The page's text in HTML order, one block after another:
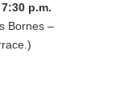
7:30 p.m.
Bornes –